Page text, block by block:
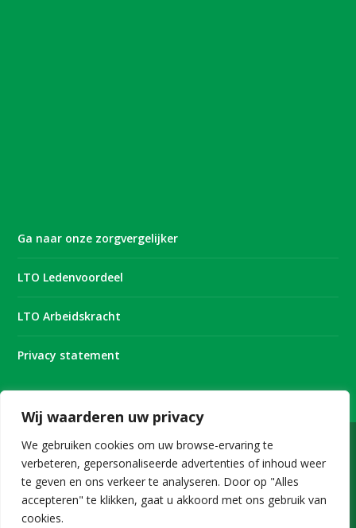
Wij waarderen uw privacy
We gebruiken cookies om uw browse-ervaring te
verbeteren, gepersonaliseerde advertenties of inhoud weer
te geven en ons verkeer te analyseren. Door op "Alles
accepteren" te klikken, gaat u akkoord met ons gebruik van
cookies.
Ga naar onze zorgvergelijker
LTO Ledenvoordeel
LTO Arbeidskracht
Privacy statement
Onderdeel van